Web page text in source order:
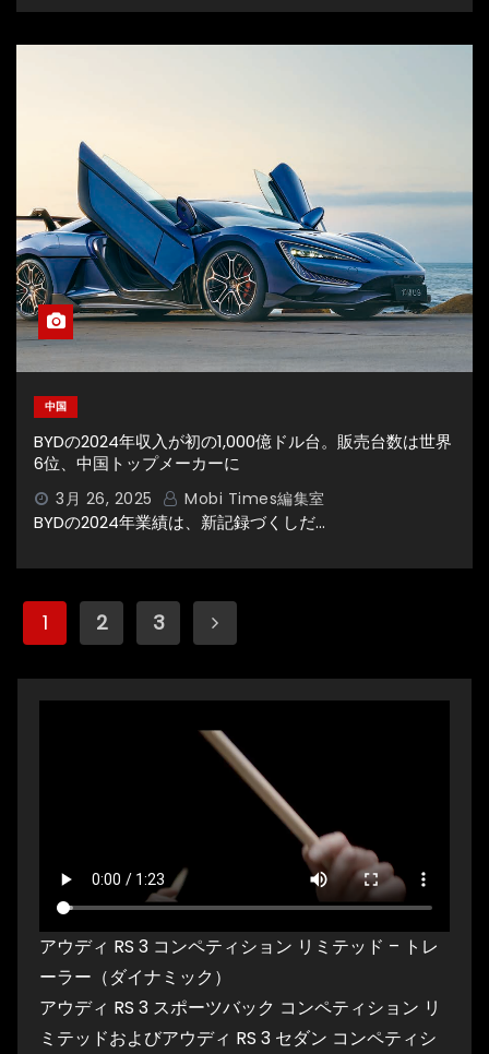
中国
BYDの2024年収入が初の1,000億ドル台。販売台数は世界
6位、中国トップメーカーに
3月 26, 2025 Mobi Times編集室
BYDの2024年業績は、新記録づくしだ…
投
の
り
1 2 3
アウディ RS 3 コンペティション リミテッド – トレ
ーラー（ダイナミック）
アウディ RS 3 スポーツバック コンペティション リ
ミテッドおよびアウディ RS 3 セダン コンペティシ